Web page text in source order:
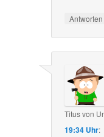
Antworten
Titus von
19:34 Uhr: